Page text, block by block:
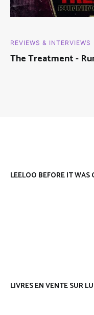
REVIEWS & INTERVIEWS
The Treatment -
LEELOO BEFORE IT WAS
LIVRES EN VENTE SUR